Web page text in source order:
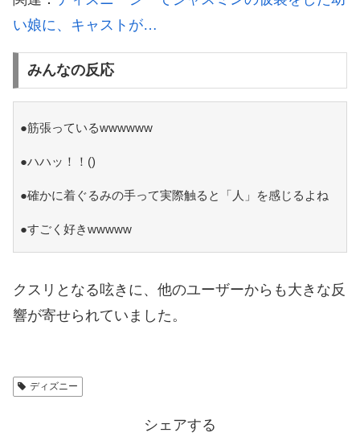
い娘に、キャストが…
みんなの反応
●筋張っているwwwwww
●ハハッ！！()
●確かに着ぐるみの手って実際触ると「人」を感じるよね
●すごく好きwwwww
クスリとなる呟きに、他のユーザーからも大きな反
響が寄せられていました。
ディズニー
シェアする